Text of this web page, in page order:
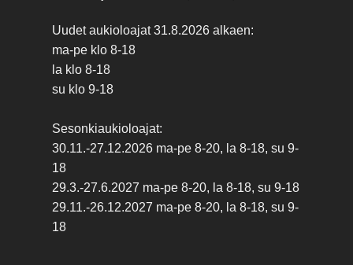
Uudet aukioloajat 31.8.2026 alkaen:
ma-pe klo 8-18
la klo 8-18
su klo 9-18
Sesonkiaukioloajat:
30.11.-27.12.2026 ma-pe 8-20, la 8-18, su 9-
18
29.3.-27.6.2027 ma-pe 8-20, la 8-18, su 9-18
29.11.-26.12.2027 ma-pe 8-20, la 8-18, su 9-
18